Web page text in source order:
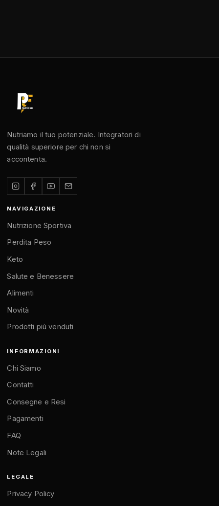
Nutriamo il tuo potenziale. Integratori di
qualità superiore per chi non si
accontenta.
NAVIGAZIONE
Nutrizione Sportiva
Perdita Peso
Keto
Salute e Benessere
Alimenti
Novità
Prodotti più venduti
INFORMAZIONI
Chi Siamo
Contatti
Consegne e Resi
Pagamenti
FAQ
Note Legali
LEGALE
Privacy Policy